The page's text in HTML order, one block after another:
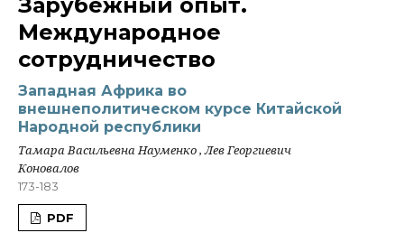
Международное
сотрудничество
Западная Африка во
внешнеполитическом курсе Китайской
Народной республики
Тамара Васильевна Науменко , Лев Георгиевич
Коновалов
173-183
PDF